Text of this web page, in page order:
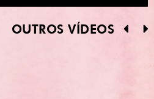
OUTROS VÍDEOS